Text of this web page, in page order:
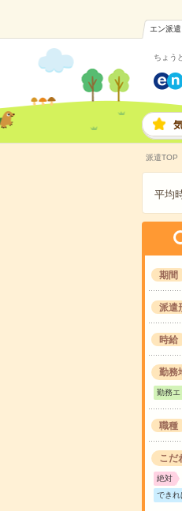
エン派遣
ちょう
派遣TOP
平均
期間
派遣
時給
勤務
勤務エ
職種
こだ
絶対
できれ